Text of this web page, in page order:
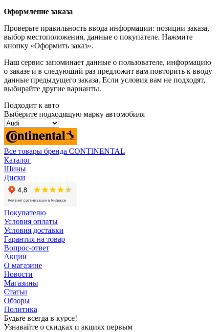
Оформление заказа
Проверьте правильность ввода информации: позиции заказа,
выбор местоположения, данные о покупателе. Нажмите
кнопку «Оформить заказ».
Наш сервис запоминает данные о пользователе, информацию
о заказе и в следующий раз предложит вам повторить к вводу
данные предыдущего заказа. Если условия вам не подходят,
выбирайте другие варианты.
Подходит к авто
Выберите подходящую марку автомобиля
Все товары бренда CONTINENTAL
Каталог
Шины
Диски
Покупателю
Условия оплаты
Условия доставки
Гарантия на товар
Вопрос-ответ
Акции
О магазине
Новости
Магазины
Статьи
Обзоры
Политика
Будьте всегда в курсе!
Узнавайте о скидках и акциях первым